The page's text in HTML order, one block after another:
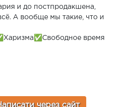
и до постпродакшена,
А вообще мы такие, что и
время
через сайт